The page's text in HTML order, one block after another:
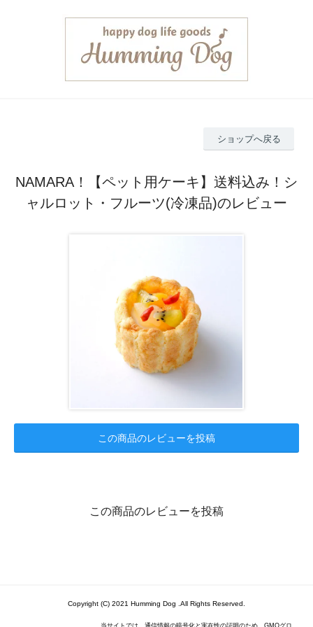
ショップへ戻る
NAMARA！【ペット用ケーキ】送料込み！シ
ャルロット・フルーツ(冷凍品)のレビュー
この商品のレビューを投稿
この商品のレビューを投稿
Copyright (C) 2021 Humming Dog .All Rights Reserved.
当サイトでは、通信情報の暗号化と実在性の証明のため、GMOグロ